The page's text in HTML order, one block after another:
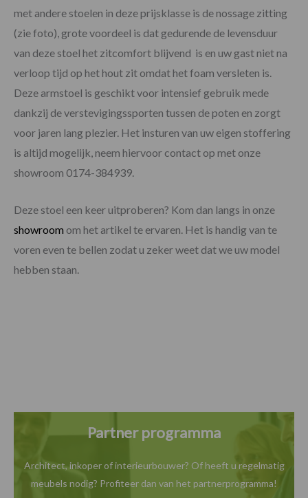
met andere stoelen in deze prijsklasse is de nossage zitting
(zie foto), grote voordeel is dat gedurende de levensduur
van deze stoel het zitcomfort blijvend is en uw gast niet na
verloop tijd op het hout zit omdat het foam versleten is.
Deze armstoel is geschikt voor intensief gebruik mede
dankzij de verstevigingssporten tussen de poten en zorgt
voor jaren lang plezier. Het insturen van uw eigen stoffering
is altijd mogelijk, neem hiervoor contact op met onze
showroom 0174-384939.
Deze stoel een keer uitproberen? Kom dan langs in onze
showroom om het artikel te ervaren. Het is handig van te
voren even te bellen zodat u zeker weet dat we uw model
hebben staan.
Partner programma
Architect, inkoper of interieurbouwer? Of heeft u regelmatig
meubels nodig? Profiteer dan van het partnerprogramma!